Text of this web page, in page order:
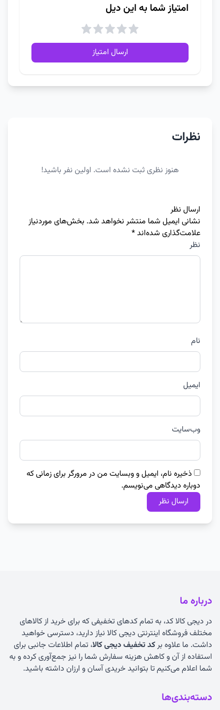
امتیاز شما به این دیل
ارسال امتیاز
نظرات
هنوز نظری ثبت نشده است. اولین نفر باشید!
ارسال نظر
نشانی ایمیل شما منتشر نخواهد شد. بخش‌های موردنیاز
علامت‌گذاری شده‌اند*
نظر
نام
ایمیل
وب‌سایت
ذخیره نام، ایمیل و وبسایت من در مرورگر برای زمانی که
دوباره دیدگاهی می‌نویسم.
درباره ما
در دیجی کالا کد، به تمام کدهای تخفیفی که برای خرید از کالاهای
مختلف فروشگاه اینترنتی دیجی کالا نیاز دارید، دسترسی خواهید
داشت. ما علاوه برکد تخفیف دیجی کالا، تمام اطلاعات جانبی برای
استفاده از آن و کاهش هزینه سفارش شما را نیز جمع‌آوری کرده و به
شما اعلام می‌کنیم تا بتوانید خریدی آسان و ارزان داشته باشید.
دسته‌بندی‌ها